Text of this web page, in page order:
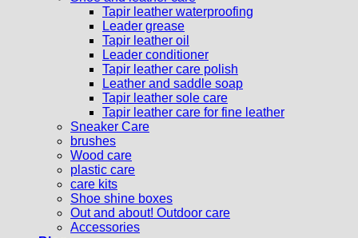
Tapir leather waterproofing
Leader grease
Tapir leather oil
Leader conditioner
Tapir leather care polish
Leather and saddle soap
Tapir leather sole care
Tapir leather care for fine leather
Sneaker Care
brushes
Wood care
plastic care
care kits
Shoe shine boxes
Out and about! Outdoor care
Accessories